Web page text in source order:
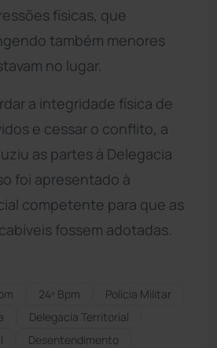
físicas, que
também menores
no lugar.
a integridade física de
e cessar o conflito, a
as partes à Delegacia
foi apresentado à
competente para que as
fossem adotadas.
24º Bpm
Polícia Militar
Delegacia Territorial
Desentendimento